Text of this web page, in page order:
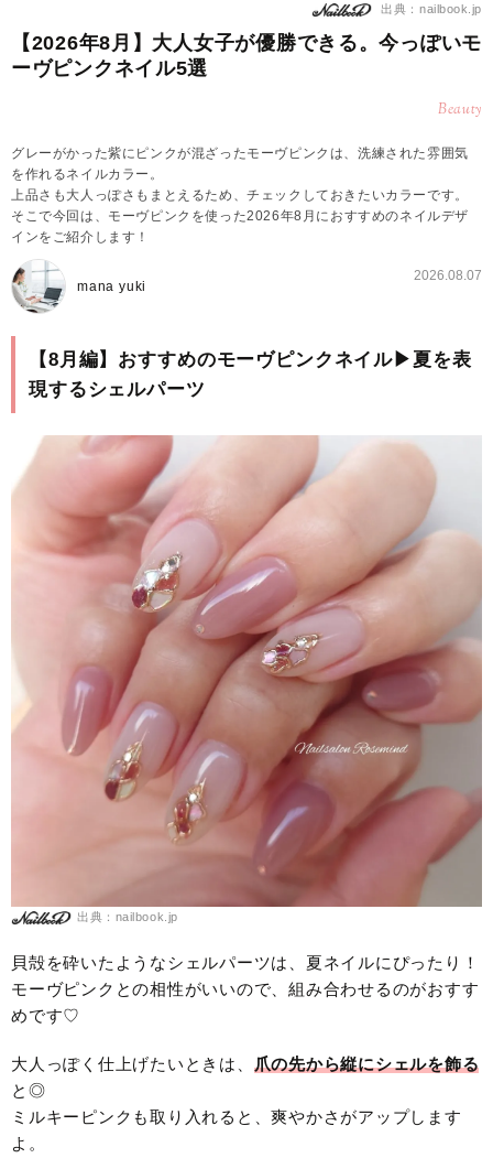
出典：nailbook.jp
【2026年8月】大人女子が優勝できる。今っぽいモ
ーヴピンクネイル5選
Beauty
グレーがかった紫にピンクが混ざったモーヴピンクは、洗練された雰囲気
を作れるネイルカラー。
上品さも大人っぽさもまとえるため、チェックしておきたいカラーです。
そこで今回は、モーヴピンクを使った2026年8月におすすめのネイルデザ
インをご紹介します！
mana yuki
2026.08.07
【8月編】おすすめのモーヴピンクネイル▶︎夏を表
現するシェルパーツ
出典：nailbook.jp
貝殻を砕いたようなシェルパーツは、夏ネイルにぴったり！
モーヴピンクとの相性がいいので、組み合わせるのがおすす
めです♡
大人っぽく仕上げたいときは、 爪の先から縦にシェルを飾る
と◎
ミルキーピンクも取り入れると、爽やかさがアップします
よ。